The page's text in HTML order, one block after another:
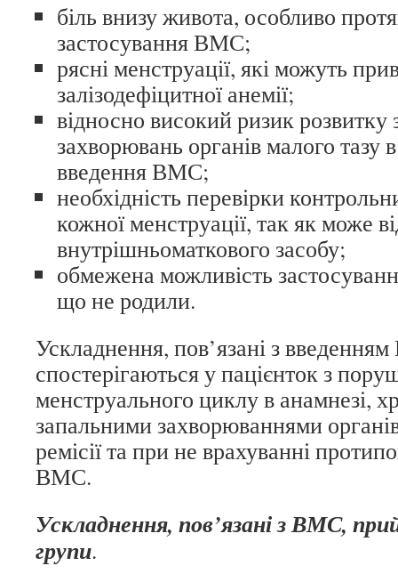
біль внизу живота, особливо
застосування ВМС;
рясні менструації, які можуть
залізодефіцитної анемії;
відносно високий ризик розвитку
захворювань органів малого тазу
введення ВМС;
необхідність перевірки
кожної менструації, так як може
внутрішньоматкового засобу;
обмежена можливість
що не родили.
Ускладнення, пов’язані з
спостерігаються у пацієнток з
менструального циклу в анамнезі,
запальними захворюваннями органів
ремісії та при не врахуванні
ВМС.
Ускладнення, пов’язані з ВМС,
групи.